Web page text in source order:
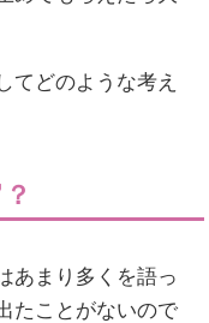
てどのような考え
あまり多くを語っ
たことがないので